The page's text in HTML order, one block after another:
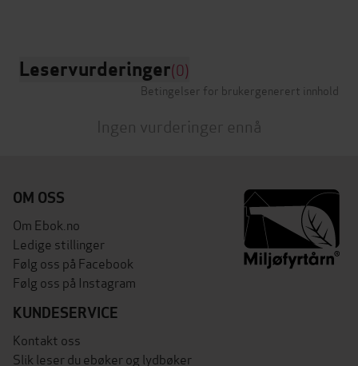
Leservurderinger(0)
Betingelser for brukergenerert innhold
Ingen vurderinger ennå
OM OSS
Om Ebok.no
Ledige stillinger
Følg oss på Facebook
Følg oss på Instagram
KUNDESERVICE
Kontakt oss
Slik leser du ebøker og lydbøker